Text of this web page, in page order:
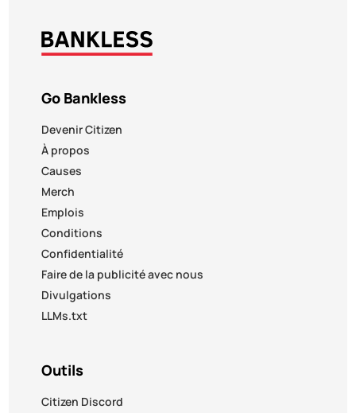
Go Bankless
Devenir Citizen
À propos
Causes
Merch
Emplois
Conditions
Confidentialité
Faire de la publicité avec nous
Divulgations
LLMs.txt
Outils
Citizen Discord